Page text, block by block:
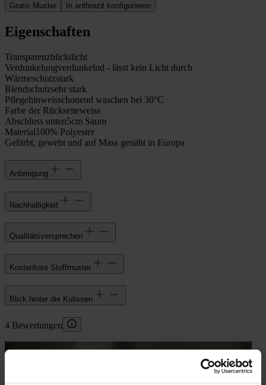
Gratis Muster In anthrazit konfigurieren
Eigenschaften
Transparenzblickdicht
Verdunkelungverdunkelnd - lässt kein Licht durch
Wärmeschutzstark
Blendschutzsehr stark
Pflegehinweisschonend waschen bei 30°C
Farbe der Rückseiteweiss
Abschluss unten5cm Saum
Material100% Polyester
Gefärbt, gewebt und auf Mass genäht in Europa
Anbringung
Nachhaltigkeit
Qualitätsversprechen
Kostenlose Stoffmuster
Blick hinter die Kulissen
4 Bewertungen